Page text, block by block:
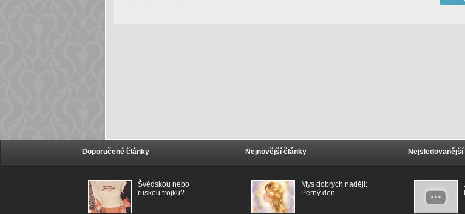
Doporučené články
Švédskou nebo
ruskou trojku?
Nejnovější články
Mys dobrých nadějí:
Perný den
Nejsledovanější